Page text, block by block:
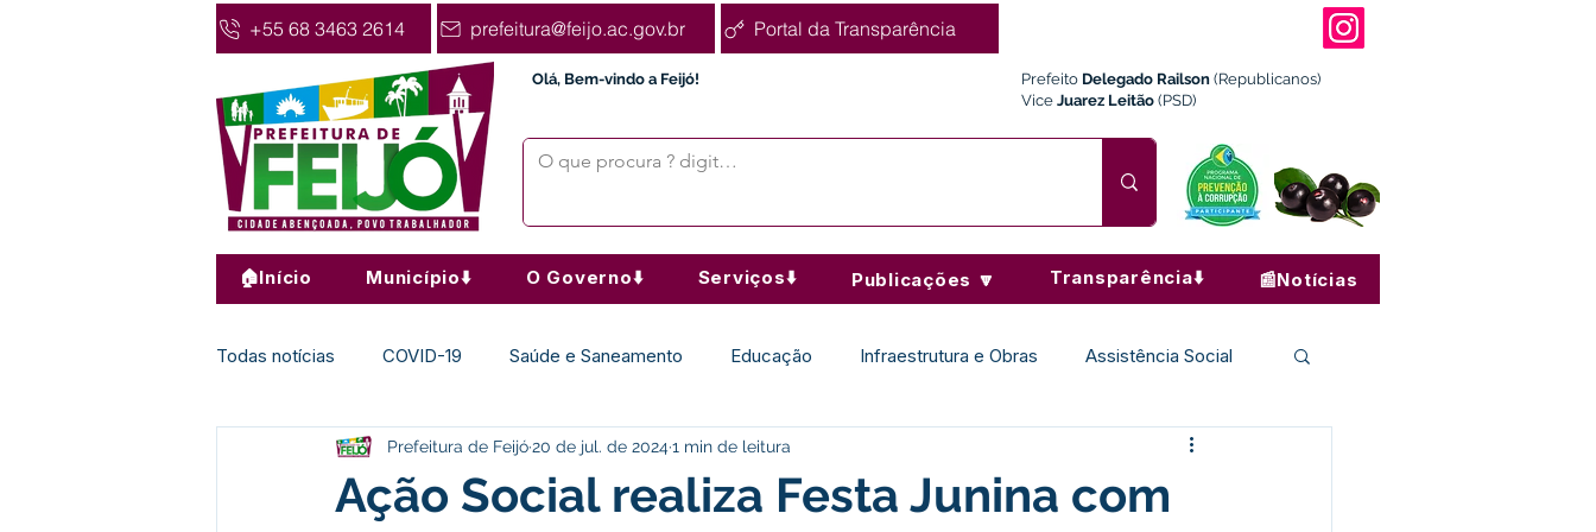
+55 68 3463 2614 prefeitura@feijo.ac.gov.br Portal da Transparência
Olá, Bem-vindo a Feijó! Prefeito Delegado Railson (Republicanos)
Vice Juarez Leitão (PSD)
🏠Início Município⬇️ O Governo⬇️ Serviços⬇️ Publicações 🔽 Transparência⬇️ 📰Notícias
Todas notícias COVID-19 Saúde e Saneamento Educação Infraestrutura e Obras Assistência Social
Agricultura Nota de Pesar Desporto Cultura e Lazer Institucional e Governo
Ação Social realiza Festa Junina com
Prefeitura de Feijó20 de jul. de 20241 min de leitura